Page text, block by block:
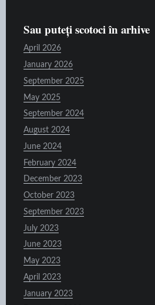
Sau puteți scotoci în arhive
April 2026
January 2026
September 2025
May 2025
September 2024
August 2024
June 2024
February 2024
December 2023
October 2023
September 2023
July 2023
June 2023
May 2023
April 2023
January 2023